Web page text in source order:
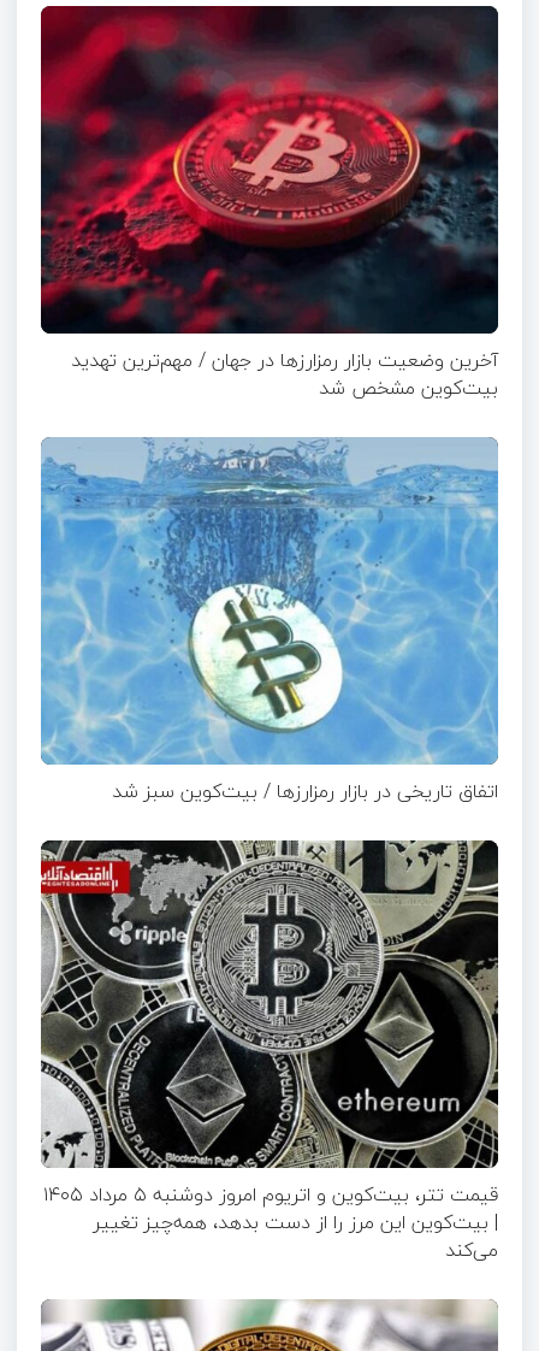
آخرین وضعیت بازار رمزارزها در جهان / مهم‌ترین تهدید
بیت‌کوین مشخص شد
اتفاق تاریخی در بازار رمزارزها / بیت‌کوین سبز شد
قیمت تتر، بیت‌کوین و اتریوم امروز دوشنبه ۵ مرداد ۱۴۰۵
| بیت‌کوین این مرز را از دست بدهد، همه‌چیز تغییر
می‌کند